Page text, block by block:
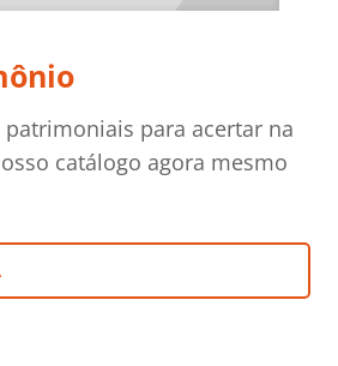
para acertar na
catálogo agora mesmo